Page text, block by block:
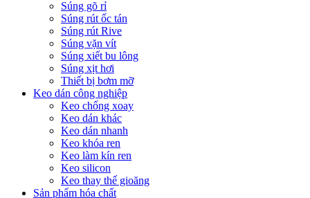
Súng gõ rỉ
Súng rút ốc tán
Súng rút Rive
Súng vặn vít
Súng xiết bu lông
Súng xịt hơi
Thiết bị bơm mỡ
Keo dán công nghiệp
Keo chống xoay
Keo dán khác
Keo dán nhanh
Keo khóa ren
Keo làm kín ren
Keo silicon
Keo thay thế gioăng
Sản phẩm hóa chất